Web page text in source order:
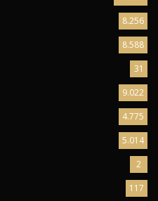
8.256
8.588
31
9.022
4.775
5.014
2
117